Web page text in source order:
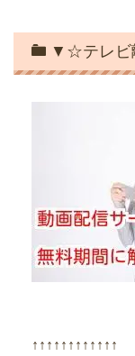
▼☆テレビ
↑↑↑↑↑↑↑↑↑↑↑↑